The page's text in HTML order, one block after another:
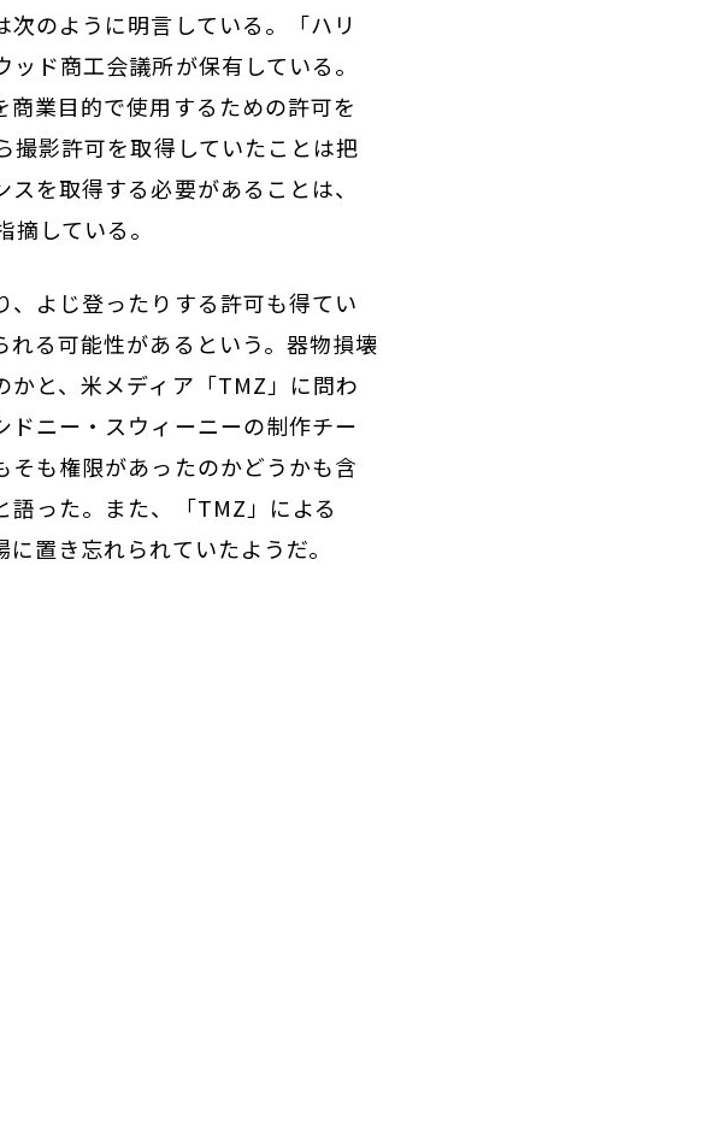
のように明言している。「ハリ
ド商工会議所が保有している。
業目的で使用するための許可を
撮影許可を取得していたことは把
を取得する必要があることは、
している。
よじ登ったりする許可も得てい
る可能性があるという。器物損壊
と、米メディア「TMZ」に問わ
ニー・スウィーニーの制作チー
も権限があったのかどうかも含
った。また、「TMZ」による
置き忘れられていたようだ。